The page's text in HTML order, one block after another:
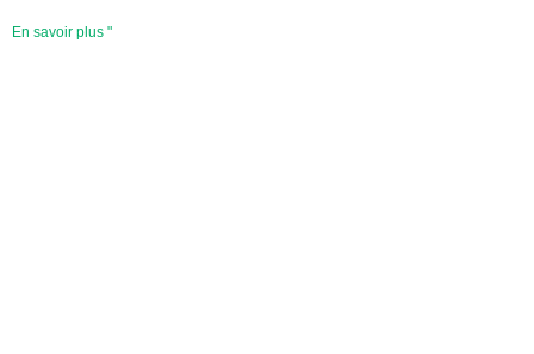
En savoir plus "